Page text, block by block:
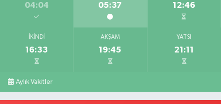
04:04 05:37 12:46
İKINDI
16:33
AKŞAM
19:45
YATSI
21:11
Aylık Vakitler